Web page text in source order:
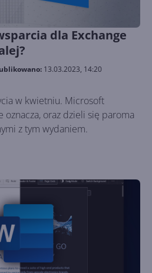
dla Exchange
13.03.2023, 14:20
w kwietniu. Microsoft
oznacza, oraz dzieli się paroma
z tym wydaniem.